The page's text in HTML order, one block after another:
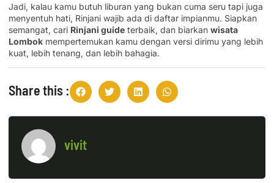
Jadi, kalau kamu butuh liburan yang bukan cuma seru tapi juga
menyentuh hati, Rinjani wajib ada di daftar impianmu. Siapkan
semangat, cari Rinjani guide terbaik, dan biarkan wisata
Lombok mempertemukan kamu dengan versi dirimu yang lebih
kuat, lebih tenang, dan lebih bahagia.
Share this :
vivit